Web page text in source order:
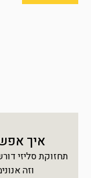
איך
תחזוקת סליזי
וזה